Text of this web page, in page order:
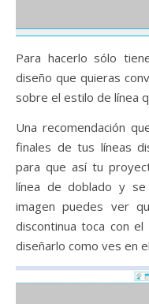
Para hacerlo sólo
diseño que quieras
sobre el estilo de línea
Una recomendación
finales de tus líneas
para que así tu
línea de doblado y se
imagen puedes ver
discontinua toca con
diseñarlo como ves en